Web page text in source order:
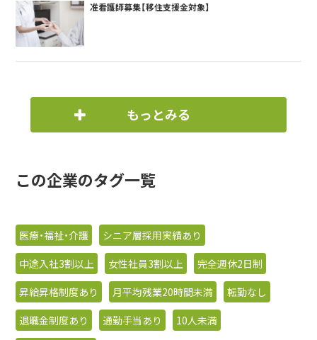
准看護師募集【移住支援金対象】
もっとみる
この企業のタグ一覧
医療・福祉・介護
シニア層採用実績あり
中途入社3割以上
女性社員3割以上
完全週休2日制
昇給昇格制度あり
月平均残業20時間未満
転勤なし
退職金制度あり
通勤手当あり
10人未満